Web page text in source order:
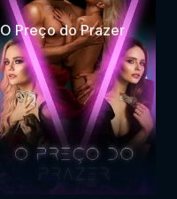
O Preço do Prazer